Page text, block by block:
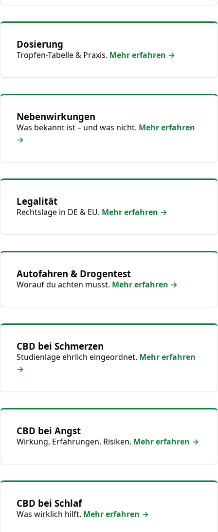
Dosierung
Tropfen-Tabelle & Praxis. Mehr erfahren →
Nebenwirkungen
Was bekannt ist – und was nicht. Mehr erfahren
→
Legalität
Rechtslage in DE & EU. Mehr erfahren →
Autofahren & Drogentest
Worauf du achten musst. Mehr erfahren →
CBD bei Schmerzen
Studienlage ehrlich eingeordnet. Mehr erfahren
→
CBD bei Angst
Wirkung, Erfahrungen, Risiken. Mehr erfahren →
CBD bei Schlaf
Was wirklich hilft. Mehr erfahren →